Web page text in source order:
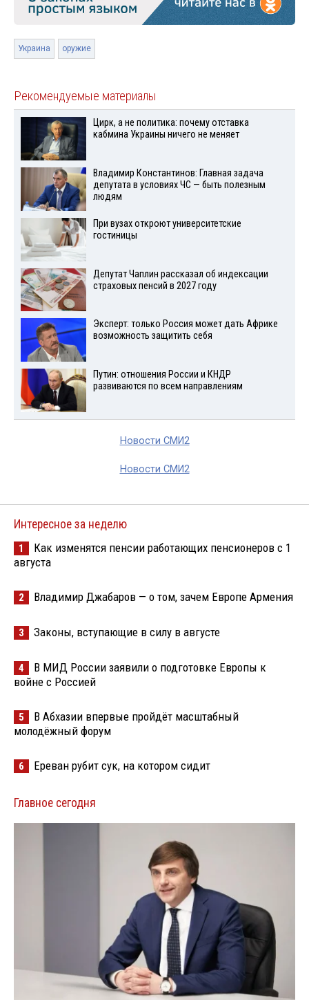
Украина оружие
Рекомендуемые материалы
Цирк, а не политика: почему отставка
кабмина Украины ничего не меняет
Владимир Константинов: Главная задача
депутата в условиях ЧС — быть полезным
людям
При вузах откроют университетские
гостиницы
Депутат Чаплин рассказал об индексации
страховых пенсий в 2027 году
Эксперт: только Россия может дать Африке
возможность защитить себя
Путин: отношения России и КНДР
развиваются по всем направлениям
Новости СМИ2
Новости СМИ2
Интересное за неделю
1
Как изменятся пенсии работающих пенсионеров с 1
августа
2 Владимир Джабаров — о том, зачем Европе Армения
3 Законы, вступающие в силу в августе
4
В МИД России заявили о подготовке Европы к
войне с Россией
5
В Абхазии впервые пройдёт масштабный
молодёжный форум
6 Ереван рубит сук, на котором сидит
Главное сегодня